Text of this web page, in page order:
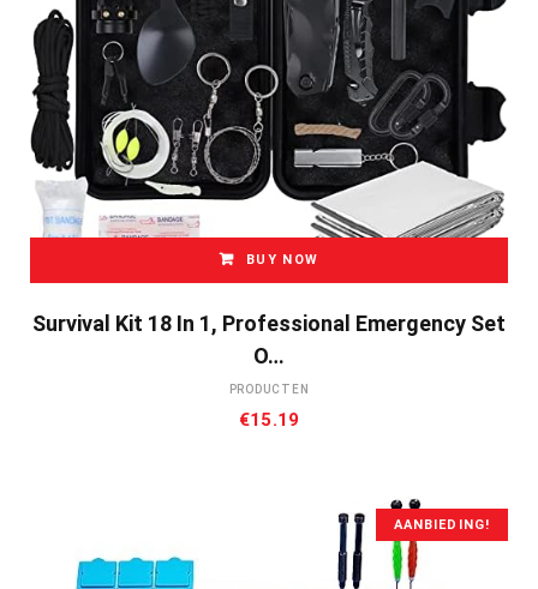
BUY NOW
Survival Kit 18 In 1, Professional Emergency Set
O…
PRODUCTEN
€15.19
AANBIEDING!